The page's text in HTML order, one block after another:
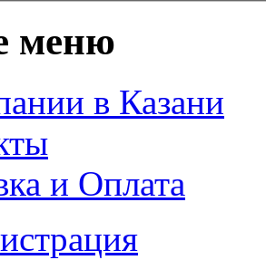
меню
в Казани
и Оплата